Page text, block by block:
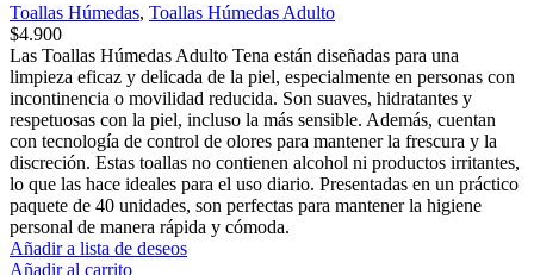
Toallas Húmedas, Toallas Húmedas Adulto
$4.900
Las Toallas Húmedas Adulto Tena están diseñadas para una
limpieza eficaz y delicada de la piel, especialmente en personas con
incontinencia o movilidad reducida. Son suaves, hidratantes y
respetuosas con la piel, incluso la más sensible. Además, cuentan
con tecnología de control de olores para mantener la frescura y la
discreción. Estas toallas no contienen alcohol ni productos irritantes,
lo que las hace ideales para el uso diario. Presentadas en un práctico
paquete de 40 unidades, son perfectas para mantener la higiene
personal de manera rápida y cómoda.
Añadir a lista de deseos
Añadir al carrito